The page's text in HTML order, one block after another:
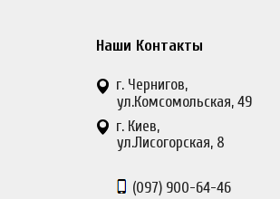
Наши Контакты
г. Чернигов,
ул.Комсомольская, 49
г. Киев,
ул.Лисогорская, 8
(097) 900-64-46